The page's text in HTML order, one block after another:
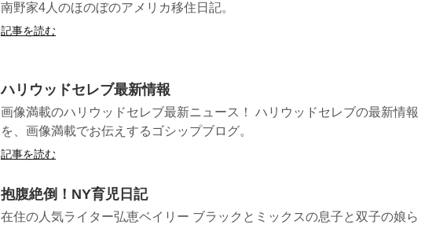
南野家4人のほのぼのアメリカ移住日記。
記事を読む
ハリウッドセレブ最新情報
画像満載のハリウッドセレブ最新ニュース！ ハリウッドセレブの最新情報
を、画像満載でお伝えするゴシップブログ。
記事を読む
抱腹絶倒！NY育児日記
在住の人気ライター弘恵ベイリー ブラックとミックスの息子と双子の娘ら